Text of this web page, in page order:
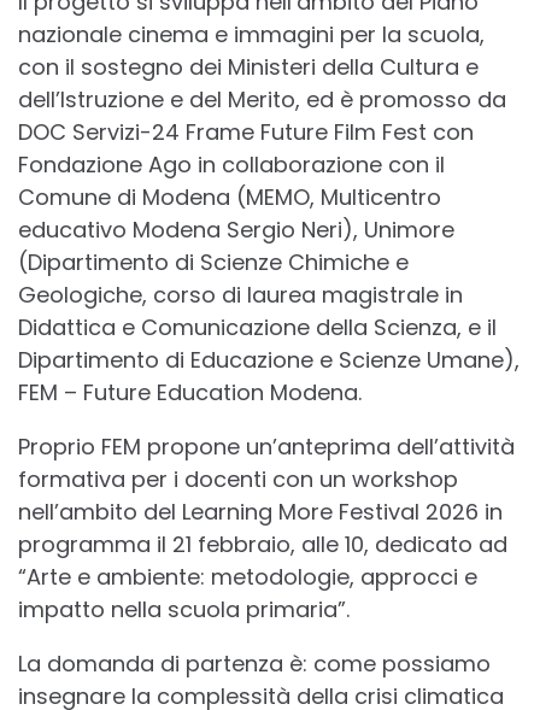
nazionale cinema e immagini per la scuola,
con il sostegno dei Ministeri della Cultura e
dell’Istruzione e del Merito, ed è promosso da
DOC Servizi-24 Frame Future Film Fest con
Fondazione Ago in collaborazione con il
Comune di Modena (MEMO, Multicentro
educativo Modena Sergio Neri), Unimore
(Dipartimento di Scienze Chimiche e
Geologiche, corso di laurea magistrale in
Didattica e Comunicazione della Scienza, e il
Dipartimento di Educazione e Scienze Umane),
FEM – Future Education Modena.
Proprio FEM propone un’anteprima dell’attività
formativa per i docenti con un workshop
nell’ambito del Learning More Festival 2026 in
programma il 21 febbraio, alle 10, dedicato ad
“Arte e ambiente: metodologie, approcci e
impatto nella scuola primaria”.
La domanda di partenza è: come possiamo
insegnare la complessità della crisi climatica